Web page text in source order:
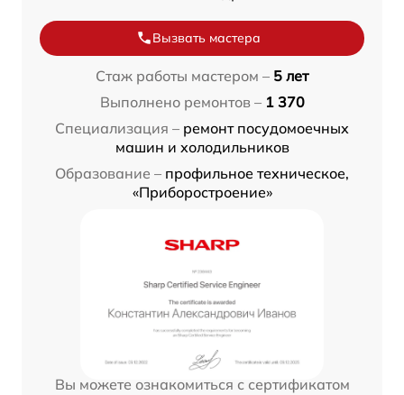
Вызвать мастера
Стаж работы мастером – 5 лет
Выполнено ремонтов – 1 370
Специализация – ремонт посудомоечных
машин и холодильников
Образование – профильное техническое,
«Приборостроение»
Вы можете ознакомиться с сертификатом